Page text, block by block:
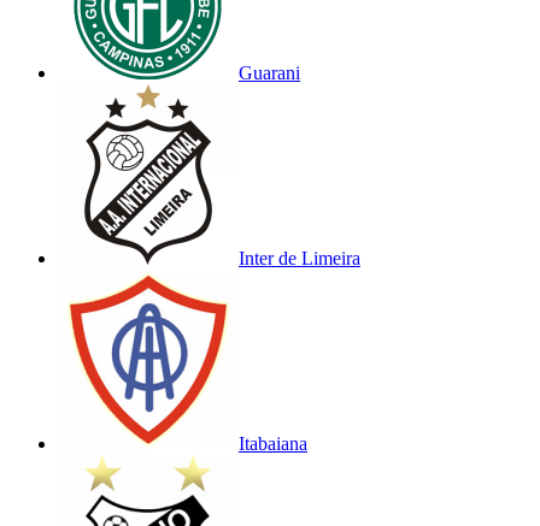
Guarani
Inter de Limeira
Itabaiana